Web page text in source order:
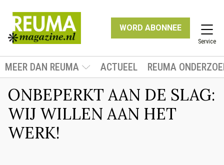
WORD ABONNEE
Service
MEER DAN REUMA ACTUEEL REUMA
ONBEPERKT AAN DE SLAG:
WIJ WILLEN AAN HET
WERK!